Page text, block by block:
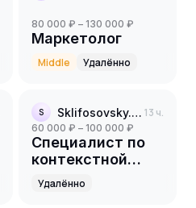
80 000 ₽ – 130 000 ₽
Маркетолог
Middle Удалённо
S Sklifosovsky.Pro 13 ч.
60 000 ₽ – 100 000 ₽
Специалист по
контекстной
рекламе
(Контекстолог)
Удалённо